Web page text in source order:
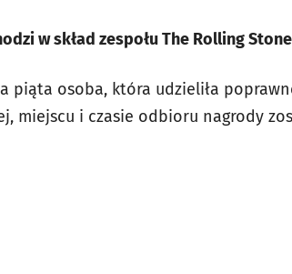
w skład zespołuThe Rolling
piąta osoba, która udzieliła
miejscu i czasie odbioru nagrody